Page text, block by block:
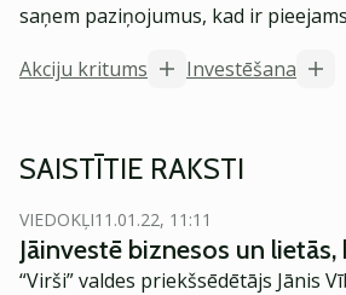
saņem paziņojumus, kad ir
Akciju kritums
Investēšana
SAISTĪTIE RAKSTI
VIEDOKĻI11.01.22, 11:11
Jāinvestē biznesos un
“Virši” valdes priekšsēdētājs Jānis